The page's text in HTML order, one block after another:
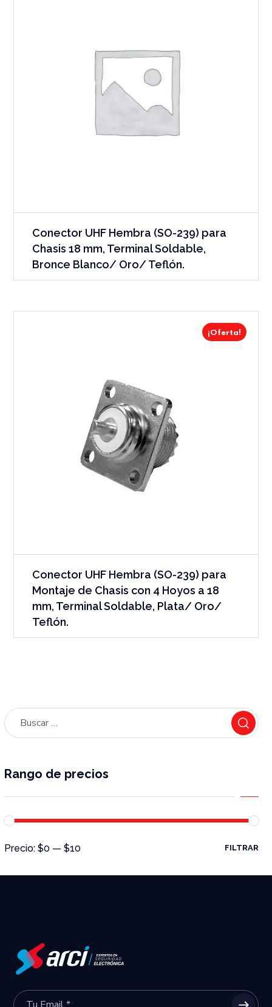
Conector UHF Hembra (SO-239) para
Chasis 18 mm, Terminal Soldable,
Bronce Blanco/ Oro/ Teflón.
¡Oferta!
Conector UHF Hembra (SO-239) para
Montaje de Chasis con 4 Hoyos a 18
mm, Terminal Soldable, Plata/ Oro/
Teflón.
Rango de precios
FILTRAR
Precio:$0 —$10